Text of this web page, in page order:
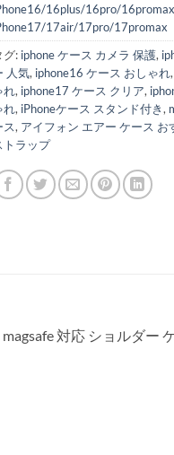
16plus/16pro/
17air/17pro/17promax
グ: iphone ケース カメラ 保護,
人気, iphone16 ケース おしゃれ,
れ, iphone17 ケース クリア,
れ, iPhoneケース スタンド付き,
ス, アイフォン エアー ケース お
トラップ
対応 ショルダー